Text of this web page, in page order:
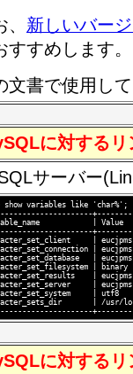
新しいバー
すすめします。
文書で使用し
に対する
サーバー
show variables like 'char%';
|
|
|
|
|
|
|
|
| /usr/
に対する